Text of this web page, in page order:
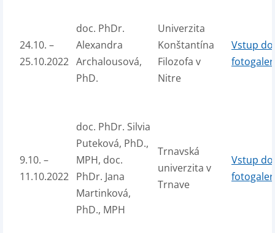
24.10. –
25.10.2022
doc. PhDr.
Alexandra
Archalousová,
PhD.
Univerzita
Konštantína
Filozofa v
Nitre
Vstup do
9.10. –
11.10.2022
doc. PhDr. Silvia
Puteková, PhD.,
MPH, doc.
PhDr. Jana
Martinková,
PhD., MPH
Trnavská
univerzita v
Trnave
Vstup do